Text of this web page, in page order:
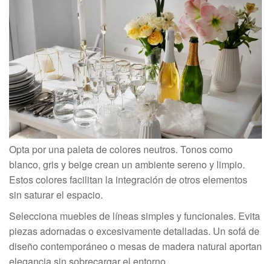
Opta por una paleta de colores neutros. Tonos como
blanco, gris y beige crean un ambiente sereno y limpio.
Estos colores facilitan la integración de otros elementos
sin saturar el espacio.
Selecciona muebles de líneas simples y funcionales. Evita
piezas adornadas o excesivamente detalladas. Un sofá de
diseño contemporáneo o mesas de madera natural aportan